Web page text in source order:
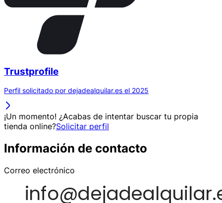
Trustprofile
Perfil solicitado por dejadealquilar.es el 2025
¡Un momento! ¿Acabas de intentar buscar tu propia
tienda online?Solicitar perfil
Información de contacto
Correo electrónico